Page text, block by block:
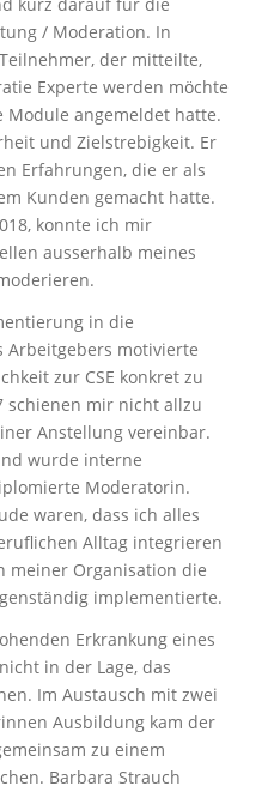
/ Moderation. In
der mitteilte,
Experte werden möchte
angemeldet hatte.
und Zielstrebigkeit. Er
Erfahrungen, die er als
Kunden gemacht hatte.
konnte ich mir
ausserhalb meines
in die
Arbeitgebers motivierte
zur CSE konkret zu
schienen mir nicht allzu
Anstellung vereinbar.
wurde interne
Moderatorin.
waren, dass ich alles
Alltag integrieren
meiner Organisation die
implementierte.
Erkrankung eines
in der Lage, das
Im Austausch mit zwei
Ausbildung kam der
zu einem
Barbara Strauch